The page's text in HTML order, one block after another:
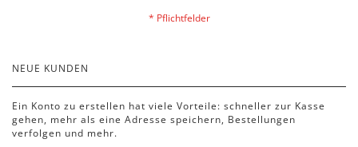
NEUE KUNDEN
Ein Konto zu erstellen hat viele Vorteile: schneller zur Kasse
gehen, mehr als eine Adresse speichern, Bestellungen
verfolgen und mehr.